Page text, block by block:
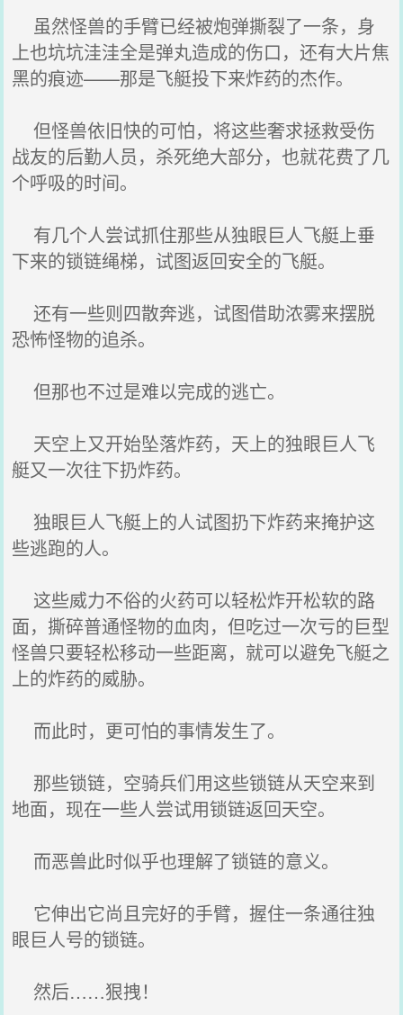
虽然怪兽的手臂已经被炮弹撕裂了一条，身
上也坑坑洼洼全是弹丸造成的伤口，还有大片焦
黑的痕迹——那是飞艇投下来炸药的杰作。
但怪兽依旧快的可怕，将这些奢求拯救受伤
战友的后勤人员，杀死绝大部分，也就花费了几
个呼吸的时间。
有几个人尝试抓住那些从独眼巨人飞艇上垂
下来的锁链绳梯，试图返回安全的飞艇。
还有一些则四散奔逃，试图借助浓雾来摆脱
恐怖怪物的追杀。
但那也不过是难以完成的逃亡。
天空上又开始坠落炸药，天上的独眼巨人飞
艇又一次往下扔炸药。
独眼巨人飞艇上的人试图扔下炸药来掩护这
些逃跑的人。
这些威力不俗的火药可以轻松炸开松软的路
面，撕碎普通怪物的血肉，但吃过一次亏的巨型
怪兽只要轻松移动一些距离，就可以避免飞艇之
上的炸药的威胁。
而此时，更可怕的事情发生了。
那些锁链，空骑兵们用这些锁链从天空来到
地面，现在一些人尝试用锁链返回天空。
而恶兽此时似乎也理解了锁链的意义。
它伸出它尚且完好的手臂，握住一条通往独
眼巨人号的锁链。
然后……狠拽！